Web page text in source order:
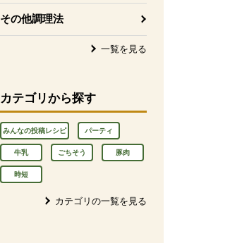
その他調理法
一覧を見る
カテゴリから探す
みんなの投稿レシピ パーティ
牛乳 ごちそう 豚肉
時短
カテゴリの一覧を見る